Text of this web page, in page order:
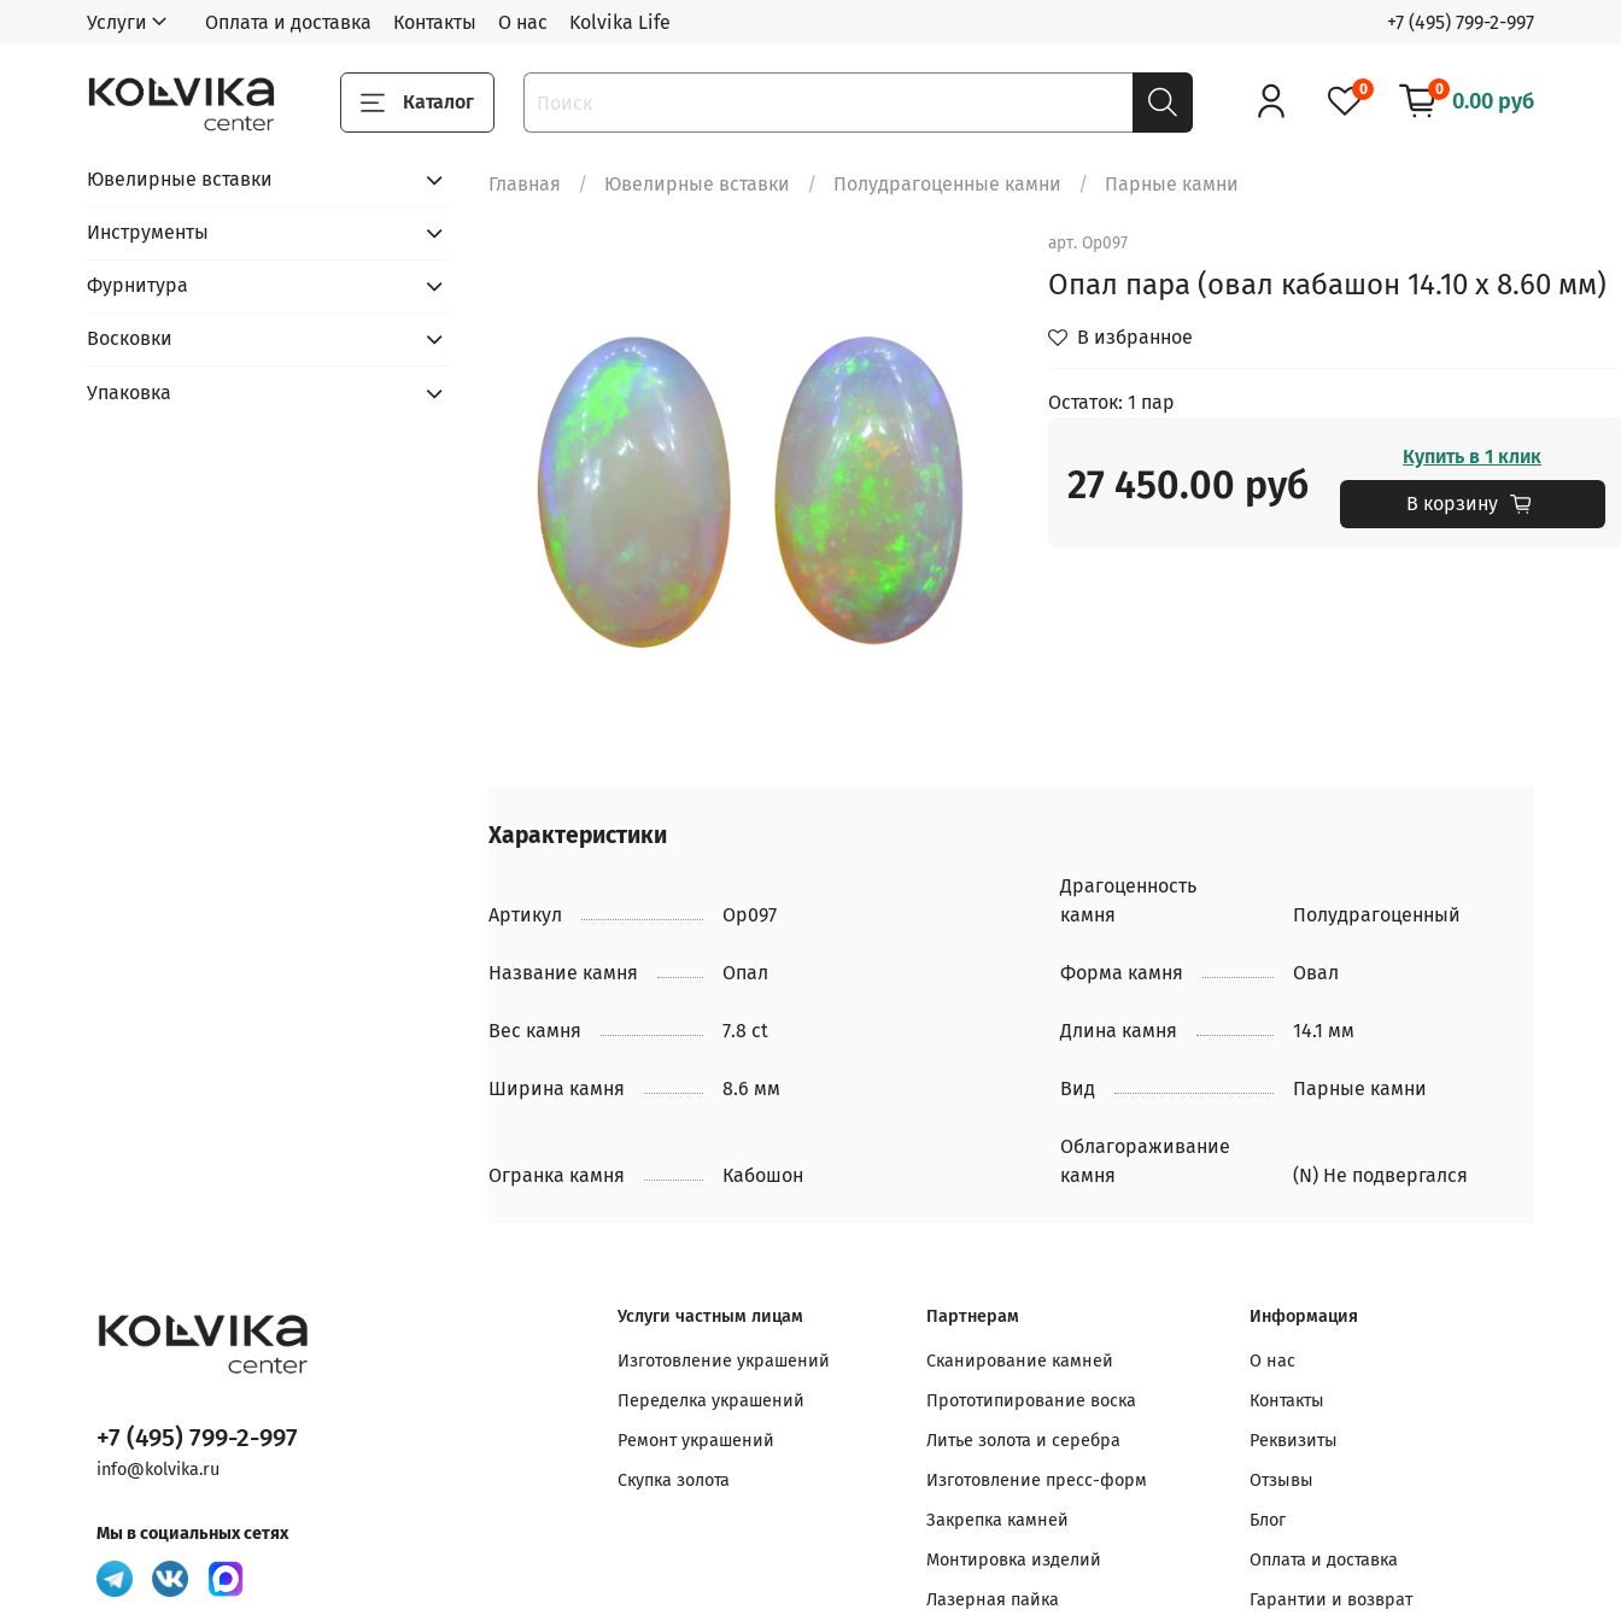
Услуги Оплата и доставка Контакты О нас Kolvika Life +7 (495) 799-2-997
Каталог
0 0 0.00 руб
Главная Ювелирные вставки Полудрагоценные камни Парные камни
арт. Op097
Опал пара (овал кабашон 14.10 х 8.60 мм)
В избранное
Остаток: 1 пар
27 450.00 руб
Купить в 1 клик
В корзину
Характеристики
Артикул Op097
Драгоценность
камня
Полудрагоценный
Название камня Опал Форма камня Овал
Вес камня 7.8 ct Длина камня 14.1 мм
Ширина камня 8.6 мм Вид Парные камни
Огранка камня Кабошон
Облагораживание
камня
(N) Не подвергался
Ювелирные вставки
Инструменты
Фурнитура
Восковки
Упаковка
Услуги частным лицам
Изготовление украшений
Переделка украшений
Ремонт украшений
Скупка золота
Партнерам
Сканирование камней
Прототипирование воска
Литье золота и серебра
Изготовление пресс-форм
Закрепка камней
Монтировка изделий
Лазерная пайка
Информация
О нас
Контакты
Реквизиты
Отзывы
Блог
Оплата и доставка
Гарантии и возврат
+7 (495) 799-2-997
info@kolvika.ru
Мы в социальных сетях